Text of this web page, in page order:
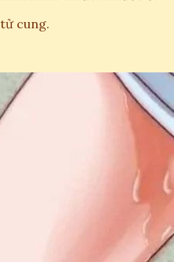
cung.